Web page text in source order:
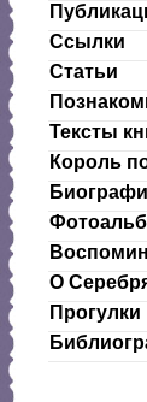
Ссылки
Статьи
Тексты
Король
О